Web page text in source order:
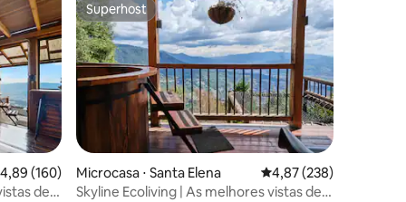
de uma avaliação média de 5, 160 avaliações
4,89 (160)
de
Superhost
Superhost
Microcasa ⋅ Santa Elena 4,87 de uma avaliação
4,87 (238)
Skyline Ecoliving | As melhores vistas de